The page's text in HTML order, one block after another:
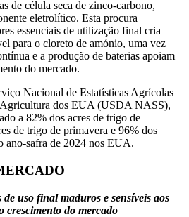
de célula seca de zinco-carbono,
eletrolítico. Esta procura
essenciais de utilização final cria
para o cloreto de amónio, uma vez
e a produção de baterias apoiam
do mercado.
Nacional de Estatísticas Agrícolas
Agricultura dos EUA (USDA NASS),
a 82% dos acres de trigo de
de trigo de primavera e 96% dos
ano-safra de 2024 nos EUA.
de uso final maduros e sensíveis aos
crescimento do mercado